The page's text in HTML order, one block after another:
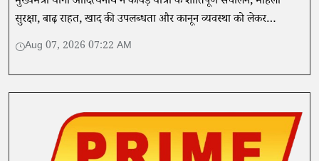
सुरक्षा, बाढ़ राहत, खाद की उपलब्धता और कानून व्यवस्था को लेकर
अधिकारियों को सख्त निर्देश दिए।
Aug 07, 2026 07:22 AM